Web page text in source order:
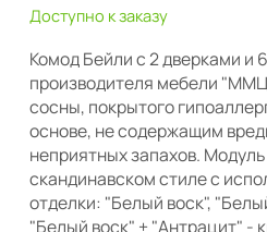
Доступно к заказу
Комод Бейли с 2 дверками и
производителя мебели
сосны, покрытого
основе, не содержащим
неприятных запахов.
скандинавском стиле с
отделки: "Белый воск",
"Белый воск" + "Антрацит" -